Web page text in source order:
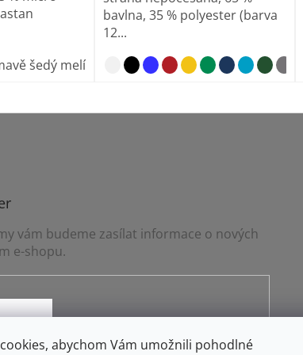
abychom Vám umožnili pohodlné
šedý melír
bavlna, 35 % polyester (barva
12...
vám budeme zasílat informace o nových
e-shopu.
ochrany osobních údajů